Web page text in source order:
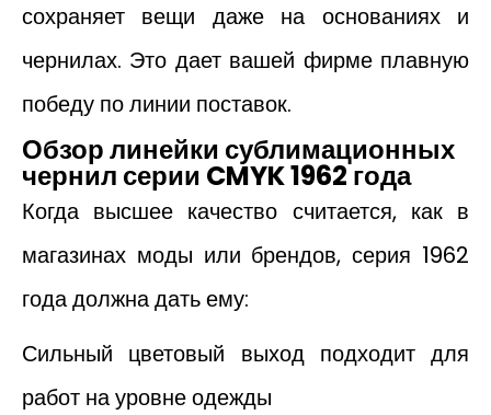
сохраняет вещи даже на основаниях и
чернилах. Это дает вашей фирме плавную
победу по линии поставок.
Обзор линейки сублимационных
чернил серии CMYK 1962 года
Когда высшее качество считается, как в
магазинах моды или брендов, серия 1962
года должна дать ему:
Сильный цветовый выход подходит для
работ на уровне одежды